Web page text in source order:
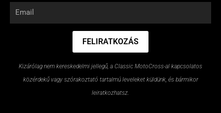
Email
FELIRATKOZÁS
Kizárólag nem kereskedelmi jellegű, a Classic MotoCross-al kapcsolatos
közérdekű vagy szórakoztató tartalmú leveleket küldünk, és bármikor
leiratkozhatsz.